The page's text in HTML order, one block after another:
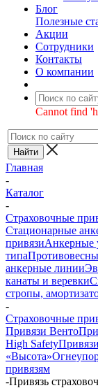
Блог
Полезные
Акции
Сотрудники
Контакты
О компании
Cannot find
Главная
-
Каталог
-
Страховочные
Стационарные
привязиАнкерные
типа
анкерные линии
канаты и веревки
стропы,
-
Страховочные
Привязи Венто
High Safety
«Высота»
привязям
-Привязь